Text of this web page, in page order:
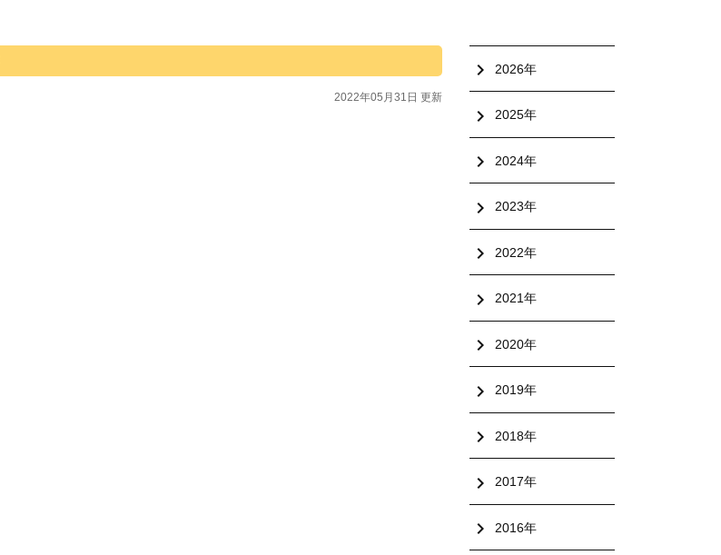
2022年05月31日 更新
chevron_right 2026年
chevron_right 2025年
chevron_right 2024年
chevron_right 2023年
chevron_right 2022年
chevron_right 2021年
chevron_right 2020年
chevron_right 2019年
chevron_right 2018年
chevron_right 2017年
chevron_right 2016年